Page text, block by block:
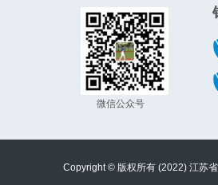
微信公众号
Copyright © 版权所有 (2022) 江苏